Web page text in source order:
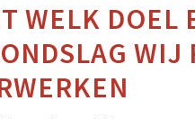
WELK DOEL
WIJ